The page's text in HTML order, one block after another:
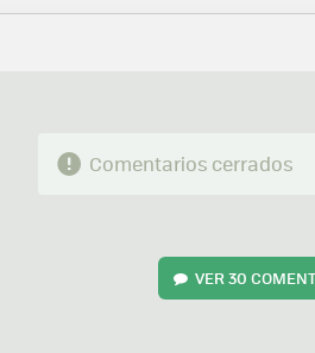
FACEBOOK
TWITTERFLIPBOARD
E-
WHATSAPP
Comentarios cerrados
VER30